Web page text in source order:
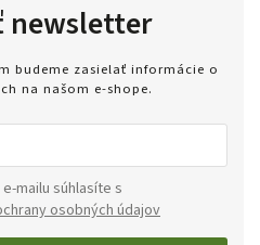
newsletter
budeme zasielať informácie o
na našom e-shope.
osobných údajov